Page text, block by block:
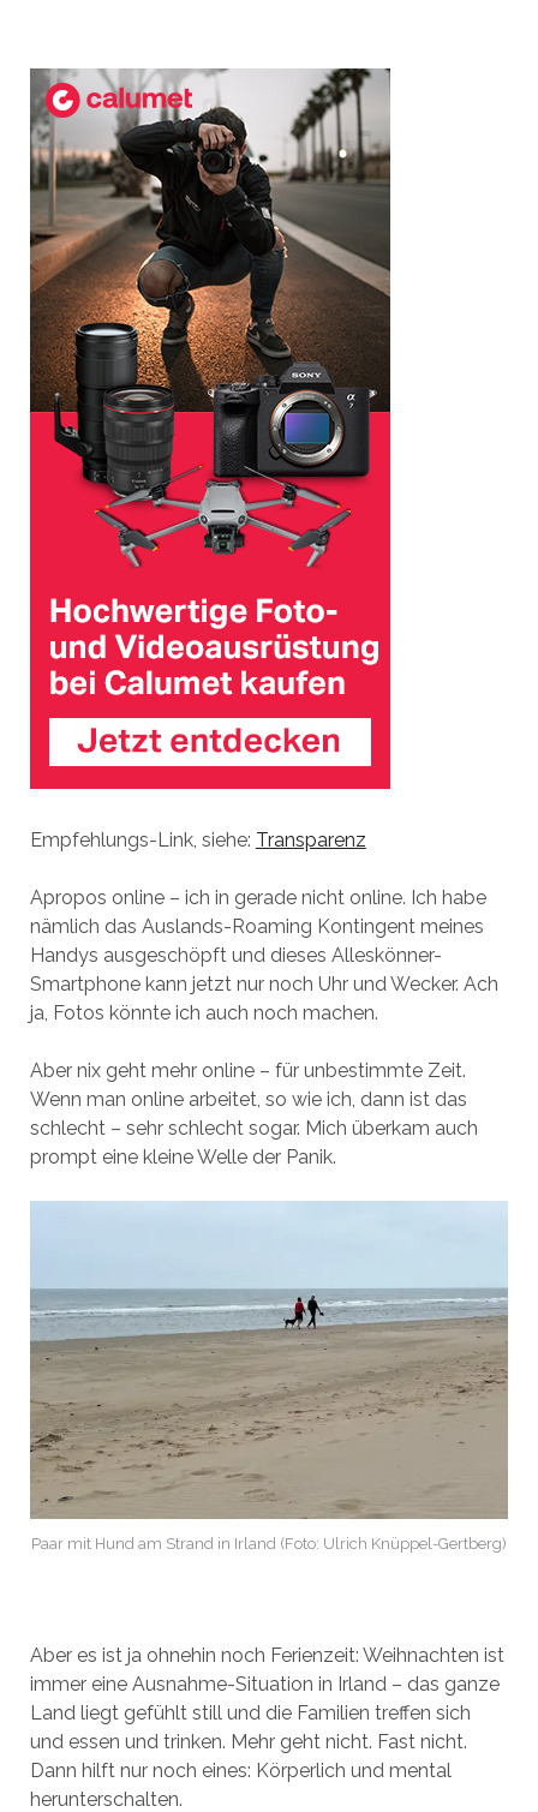
Empfehlungs-Link, siehe: Transparenz
Apropos online – ich in gerade nicht online. Ich habe
nämlich das Auslands-Roaming Kontingent meines
Handys ausgeschöpft und dieses Alleskönner-
Smartphone kann jetzt nur noch Uhr und Wecker. Ach
ja, Fotos könnte ich auch noch machen.
Aber nix geht mehr online – für unbestimmte Zeit.
Wenn man online arbeitet, so wie ich, dann ist das
schlecht – sehr schlecht sogar. Mich überkam auch
prompt eine kleine Welle der Panik.
Paar mit Hund am Strand in Irland (Foto: Ulrich Knüppel-Gertberg)
Aber es ist ja ohnehin noch Ferienzeit: Weihnachten ist
immer eine Ausnahme-Situation in Irland – das ganze
Land liegt gefühlt still und die Familien treffen sich
und essen und trinken. Mehr geht nicht. Fast nicht.
Dann hilft nur noch eines: Körperlich und mental
herunterschalten.